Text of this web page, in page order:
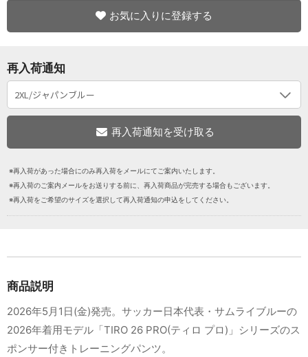
お気に入りに登録する
再入荷通知
※再入荷があった場合にのみ再入荷をメールにてご案内いたします。
※再入荷のご案内メールをお送りする前に、再入荷商品が完売する場合もございます。
※再入荷をご希望のサイズを選択して再入荷通知の申込をしてください。
商品説明
2026年5月1日(金)発売。サッカー日本代表・サムライブルーの
2026年着用モデル「TIRO 26 PRO(ティロ プロ)」シリーズのス
ポンサー付きトレーニングパンツ。